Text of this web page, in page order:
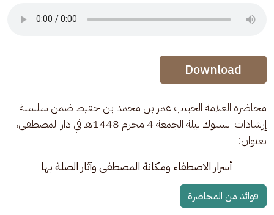
Audio Stream
Audio Stream
Download
محاضرة العلامة الحبيب عمر بن محمد بن حفيظ ضمن سلسلة
إرشادات السلوك ليلة الجمعة 4 محرم 1448هـ في دار المصطفى،
بعنوان:
أسرار الاصطفاء ومكانة المصطفى وآثار الصلة بها
فوائد من المحاضرة